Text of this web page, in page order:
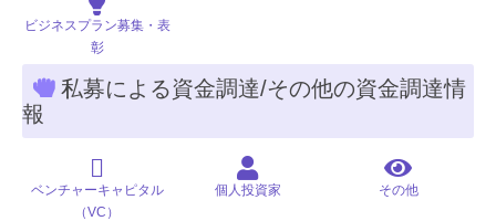
ビジネスプラン募集・表
彰
私募による資金調達/その他の資金調達情
報
ベンチャーキャピタル
（VC）
個人投資家 その他